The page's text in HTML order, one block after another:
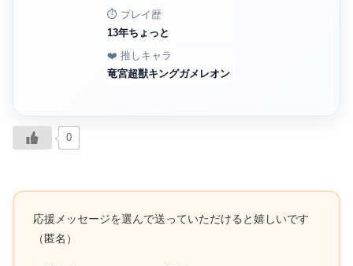
⏱️ プレイ歴
13年ちょっと
❤️ 推しキャラ
竜宮超獣キングガメレオン
0
応援メッセージを選んで送っていただけると嬉しいです
（匿名）